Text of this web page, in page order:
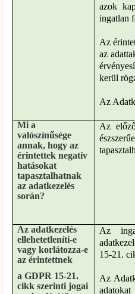
azok
ingatlan
Az
az
kerül
Az
Mi a
valószínűsége
annak, hogy az
érintettek negatív
hatásokat
tapasztalhatnak
az adatkezelés
során?
Az
Az adatkezelés
ellehetetleníti-e
vagy korlátozza-e
az érintettnek
a GDPR 15-21.
cikk szerinti jogai
Az
15-21.
Az